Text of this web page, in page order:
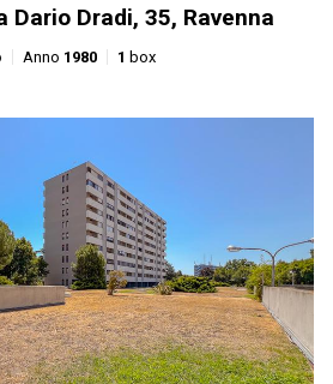
Dario Dradi, 35, Ravenna
Anno 1980 1 box